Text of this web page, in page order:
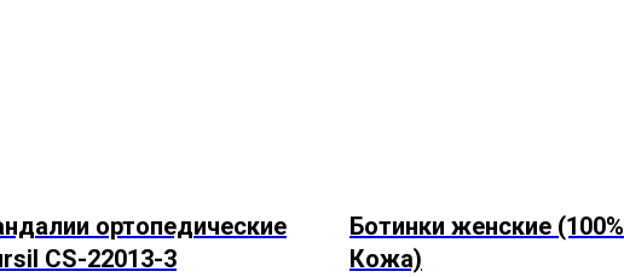
ортопедические
CS-22013-3
Ботинки женские (100%
Кожа)